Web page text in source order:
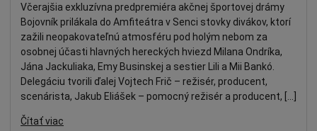
Včerajšia exkluzívna predpremiéra akčnej športovej drámy
Bojovník prilákala do Amfiteátra v Senci stovky divákov, ktorí
zažili neopakovateľnú atmosféru pod holým nebom za
osobnej účasti hlavných hereckých hviezd Milana Ondríka,
Jána Jackuliaka, Emy Businskej a sestier Lili a Mii Bankó.
Delegáciu tvorili ďalej Vojtech Frič – režisér, producent,
scenárista, Jakub Eliášek – pomocný režisér a producent, […]
Čítať viac